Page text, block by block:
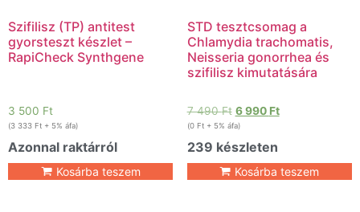
Szifilisz (TP) antitest
gyorsteszt készlet –
RapiCheck Synthgene
3 500 Ft
(3 333 Ft + 5% áfa)
Azonnal raktárról
Kosárba teszem
STD tesztcsomag a
Chlamydia trachomatis,
Neisseria gonorrhea és
szifilisz kimutatására
7 490Ft 6 990 Ft
(0 Ft+ 5% áfa)
239 készleten
Kosárba teszem